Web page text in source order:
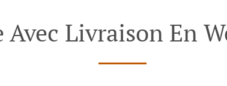
Avec Livraison En